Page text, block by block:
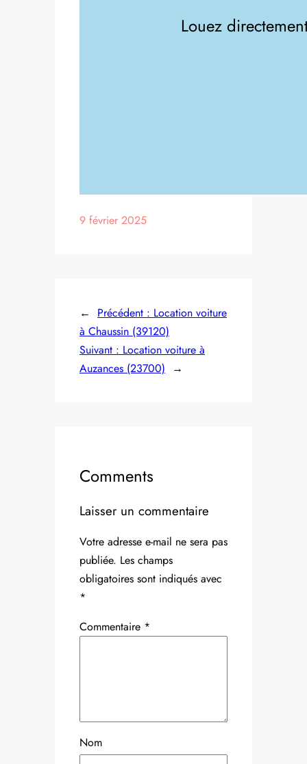
Louez
9 février 2025
← Précédent : Location voiture
à Chaussin (39120)
Suivant : Location voiture à
Auzances (23700)
→
Comments
Laisser un commentaire
Votre adresse e-mail ne sera pas
publiée. Les champs
obligatoires sont indiqués avec
*
Commentaire *
Nom